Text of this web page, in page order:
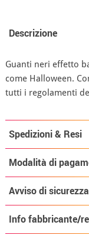
Descrizione
Guanti neri effetto
come Halloween.
tutti i regolamenti
Spedizioni & Resi
Modalità di
Avviso di sicurezza
Info fabbricante/